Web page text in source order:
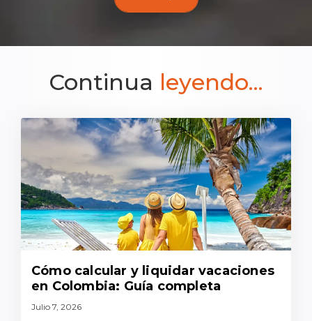
Continua leyendo...
Cómo calcular y liquidar vacaciones
en Colombia: Guía completa
Julio 7, 2026